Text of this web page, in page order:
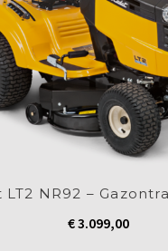
LT2 NR92 –
€3.099,00